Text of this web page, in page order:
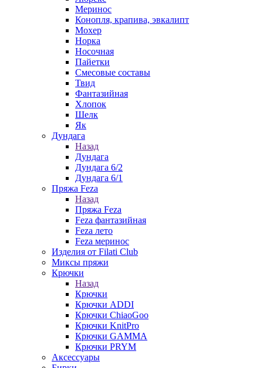
Меринос
Конопля, крапива, эвкалипт
Мохер
Норка
Носочная
Пайетки
Смесовые составы
Твид
Фантазийная
Хлопок
Шелк
Як
Дундага
Назад
Дундага
Дундага 6/2
Дундага 6/1
Пряжа Feza
Назад
Пряжа Feza
Feza фантазийная
Feza лето
Feza меринос
Изделия от Filati Club
Миксы пряжи
Крючки
Назад
Крючки
Крючки ADDI
Крючки ChiaoGoo
Крючки KnitPro
Крючки GAMMA
Крючки PRYM
Аксессуары